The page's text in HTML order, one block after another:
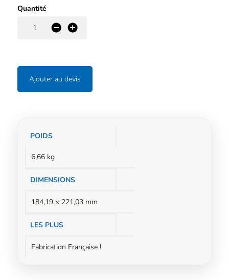
Quantité
+
-
Ajouter au devis
Informations
POIDS
6,66 kg
DIMENSIONS
184,19 × 221,03 mm
LES PLUS
Fabrication Française !